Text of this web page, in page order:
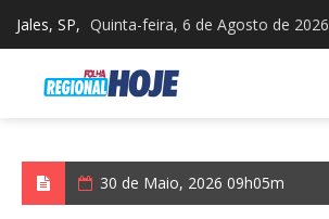
Jales, SP, Quinta-feira, 6 de Agosto de 2026
30 de Maio, 2026 09h05m